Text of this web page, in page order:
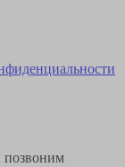
позвоним